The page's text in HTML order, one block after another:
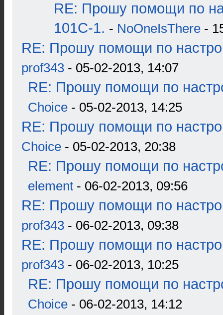
RE: Прошу помощи по
101С-1. - NoOneIsThere -
RE: Прошу помощи по
prof343 - 05-02-2013, 14:07
RE: Прошу помощи по
Choice - 05-02-2013, 14:25
RE: Прошу помощи по
Choice - 05-02-2013, 20:38
RE: Прошу помощи по
element - 06-02-2013, 09:56
RE: Прошу помощи по
prof343 - 06-02-2013, 09:38
RE: Прошу помощи по
prof343 - 06-02-2013, 10:25
RE: Прошу помощи по
Choice - 06-02-2013, 14:12